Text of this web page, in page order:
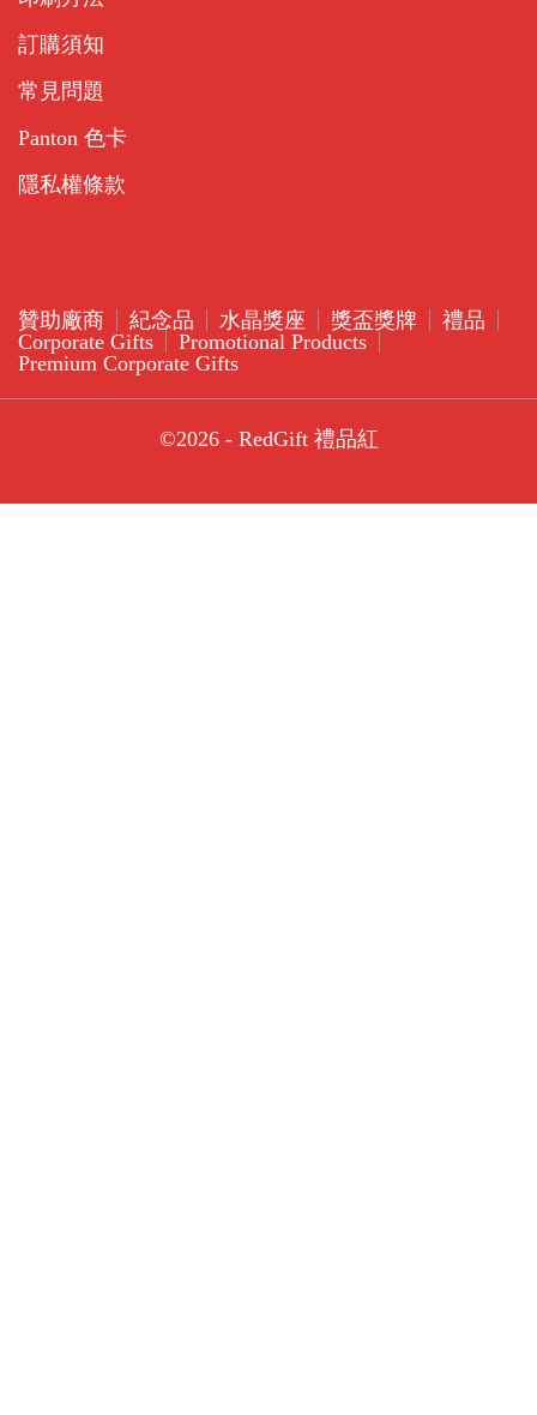
訂購須知
常見問題
Panton 色卡
隱私權條款
贊助廠商 紀念品 水晶獎座 獎盃獎牌
禮品
Corporate Gifts
Promotional Products
Premium Corporate Gifts
©2026 - RedGift 禮品紅